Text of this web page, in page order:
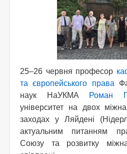
25–26 червня професор
та європейського права
наук НаУКМА
Роман
університет на двох
заходах у Ляйдені
актуальним питанням
Союзу та розвитку